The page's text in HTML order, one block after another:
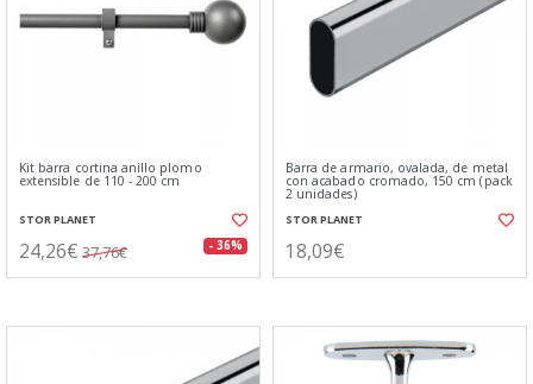
Kit barra cortina anillo plomo
extensible de 110 - 200 cm
STOR PLANET
24,26€ 37,76€ - 36%
Barra de armario, ovalada, de metal
con acabado cromado, 150 cm (pack
2 unidades)
STOR PLANET
18,09€